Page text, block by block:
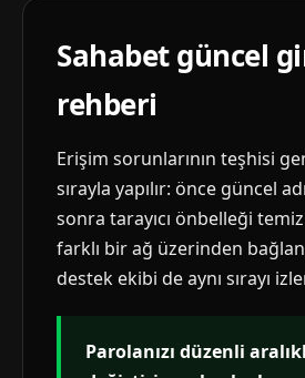
Sahabet güncel
rehberi
Erişim sorunlarının teşhisi
sırayla yapılır: önce güncel
sonra tarayıcı önbelleği
farklı bir ağ üzerinden
destek ekibi de aynı sırayı
Parolanızı düzenli